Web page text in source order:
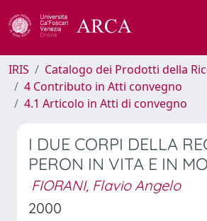
IRIS
Catalogo dei Prodotti della
4 Contributo in Atti convegno
4.1 Articolo in Atti di convegno
I DUE CORPI DELLA
PERON IN VITA E IN
FIORANI, Flavio Angelo
2000